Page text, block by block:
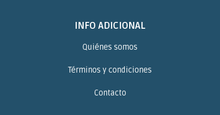
INFO ADICIONAL
Quiénes somos
Términos y condiciones
Contacto